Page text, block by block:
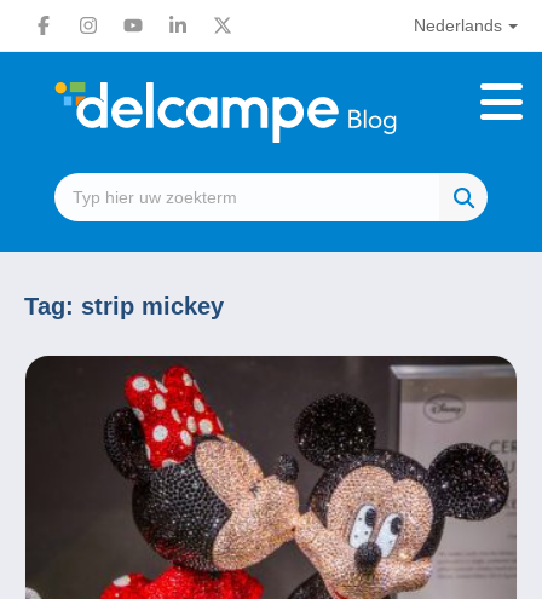
Nederlands
Tag: strip mickey